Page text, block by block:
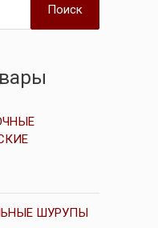
Поиск
ШУРУПЫ